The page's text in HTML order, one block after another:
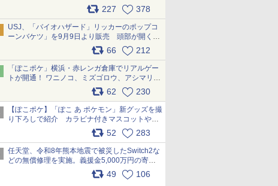
アップデートできるよう対応中227 378
USJ、「バイオハザード」リッカーのポップコ
ーンバケツ」を9月9日より販売 頭部が開く仕
組み。味は恐怖を堪のう「味噌フレーバー」
66 212
「ぽこポケ」横浜・赤レンガ倉庫でリアルゲー
トが開通！ ワニノコ、ミズゴロウ、アシマリ登
場シーンをレポート pic.x.com/LDgEByVl6D
62 230
【ぽこポケ】「ぽこ あ ポケモン」新グッズを撮
り下ろしで紹介 カラビナ付きマスコットやス
52 283
任天堂、令和8年熊本地震で被災したSwitch2な
どの無償修理を実施。義援金5,000万円の寄付
も発表 pic.x.com/BAYsMfUfUC
49 106